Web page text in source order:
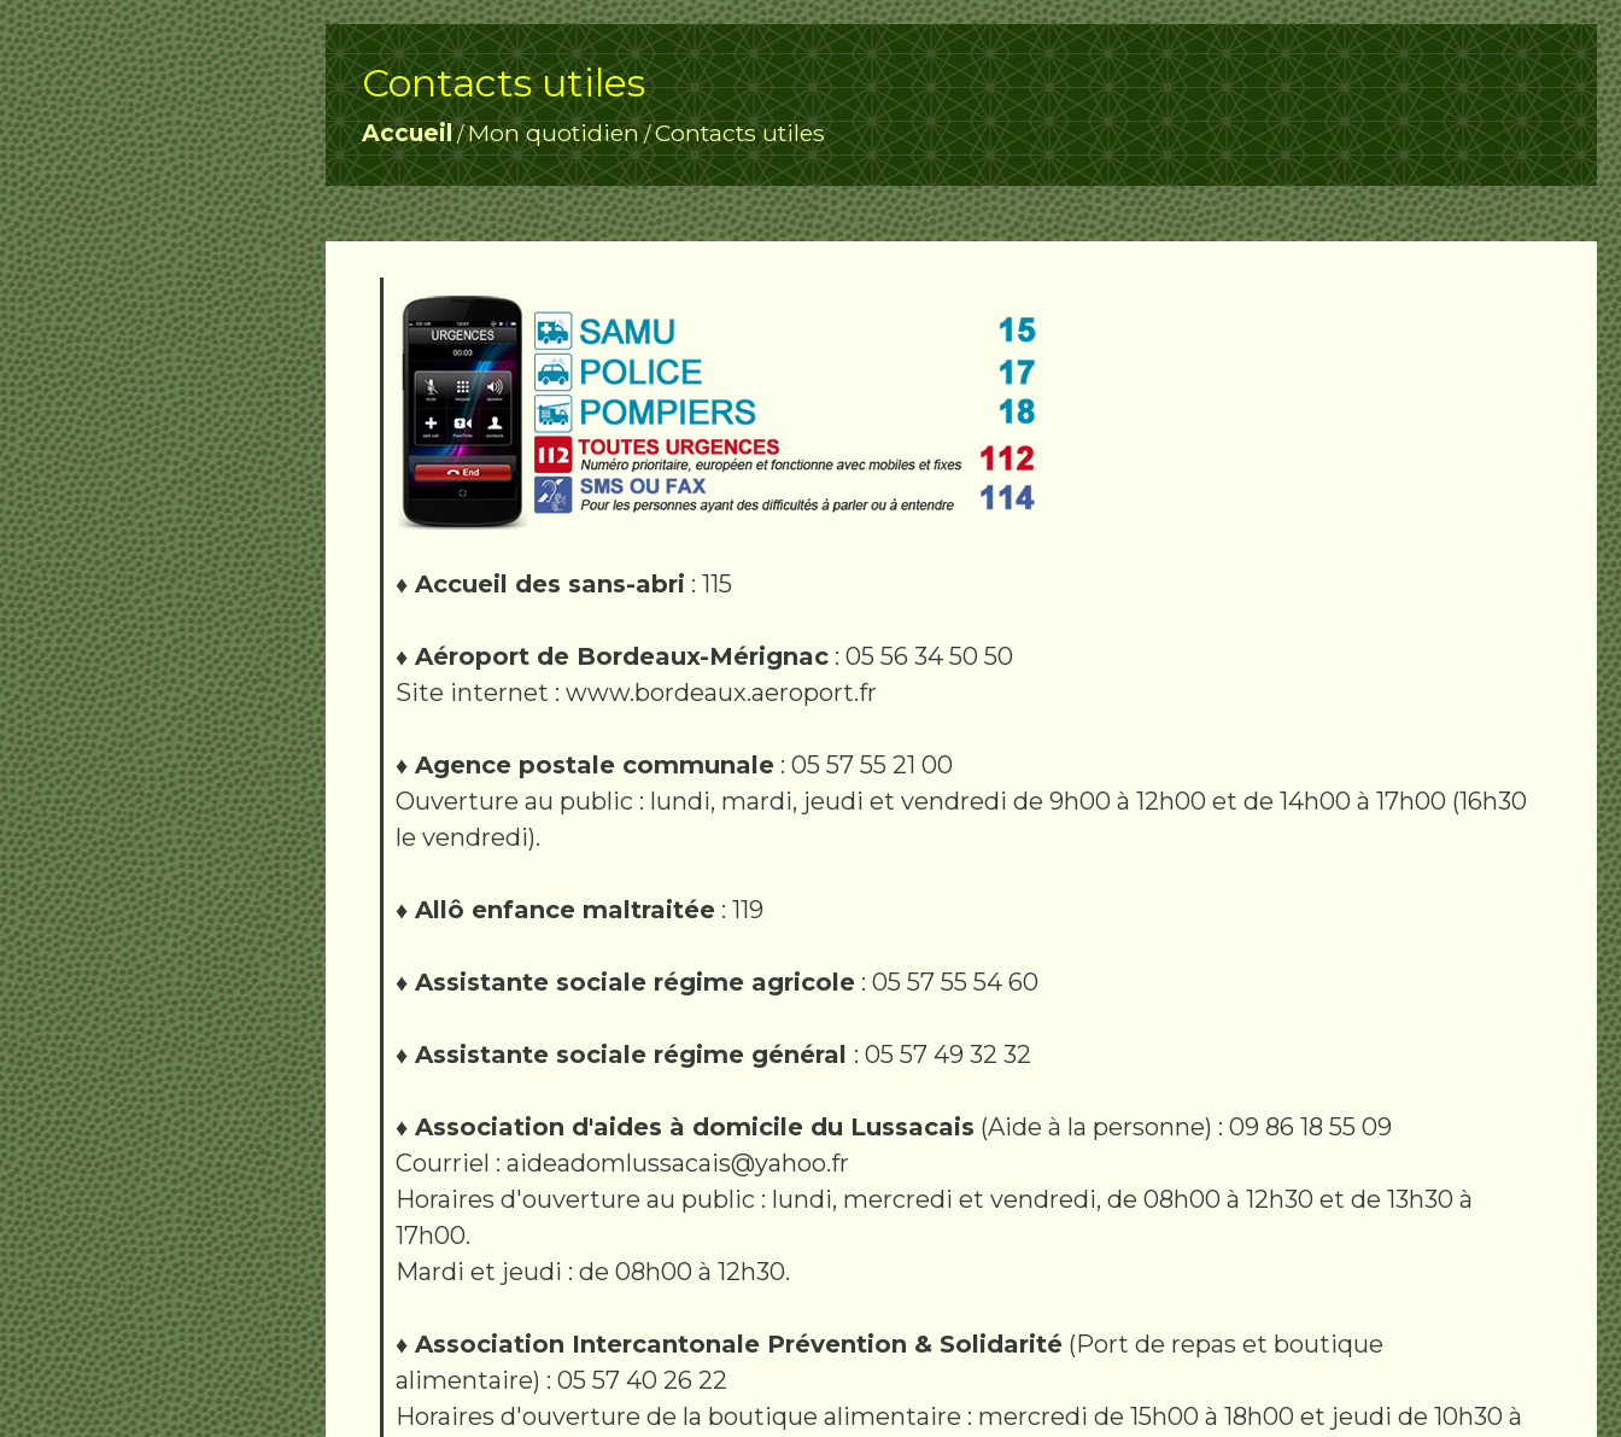
Contacts utiles
Accueil/Mon quotidien/Contacts utiles
♦ Accueil des sans-abri : 115
♦ Aéroport de Bordeaux-Mérignac : 05 56 34 50 50
Site internet : www.bordeaux.aeroport.fr
♦ Agence postale communale : 05 57 55 21 00
Ouverture au public : lundi, mardi, jeudi et vendredi de 9h00 à 12h00 et de 14h00 à 17h00 (16h30
le vendredi).
♦ Allô enfance maltraitée : 119
♦ Assistante sociale régime agricole : 05 57 55 54 60
♦ Assistante sociale régime général : 05 57 49 32 32
♦ Association d'aides à domicile du Lussacais (Aide à la personne) : 09 86 18 55 09
Courriel : aideadomlussacais@yahoo.fr
Horaires d'ouverture au public : lundi, mercredi et vendredi, de 08h00 à 12h30 et de 13h30 à
17h00.
Mardi et jeudi : de 08h00 à 12h30.
♦ Association Intercantonale Prévention & Solidarité (Port de repas et boutique
alimentaire) : 05 57 40 26 22
Horaires d'ouverture de la boutique alimentaire : mercredi de 15h00 à 18h00 et jeudi de 10h30 à